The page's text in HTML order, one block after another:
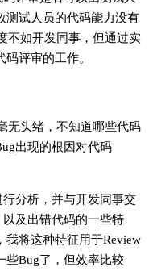
测试人员的代码能力没有
不如开发同事，但通过实
评审的工作。
无头绪，不知道哪些代码
出现的根因对代码
分析，并与开发同事交
及出错代码的一些特
我将这种特征用于Review
些Bug了，但效率比较